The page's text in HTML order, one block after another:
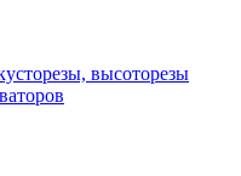
высоторезы